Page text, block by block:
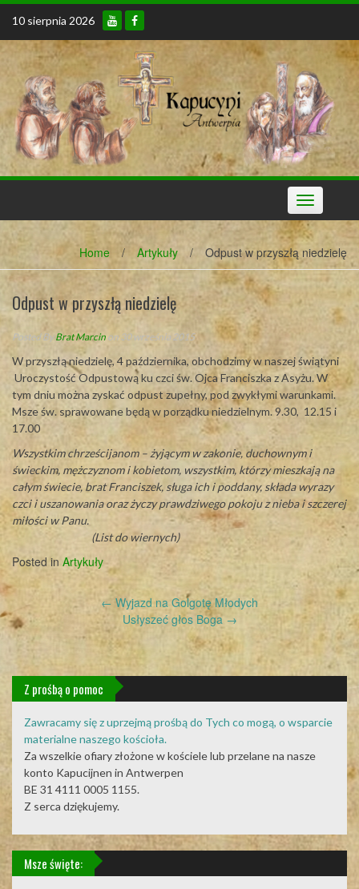
Skip
content
10 sierpnia 2026
Toggle
navigation
Home / Artykuły / Odpust w przyszłą niedzielę
Odpust w przyszłą niedzielę
Posted ByBrat Marcin on 30 września 2015
W przyszłą niedzielę, 4 października, obchodzimy w naszej świątyni
Uroczystość Odpustową ku czci św. Ojca Franciszka z Asyżu. W
tym dniu można zyskać odpust zupełny, pod zwykłymi warunkami.
Msze św. sprawowane będą w porządku niedzielnym. 9.30, 12.15 i
17.00
Wszystkim chrześcijanom – żyjącym w zakonie, duchownym i
świeckim, mężczyznom i kobietom, wszystkim, którzy mieszkają na
całym świecie, brat Franciszek, sługa ich i poddany, składa wyrazy
czci i uszanowania oraz życzy prawdziwego pokoju z nieba i szczerej
miłości w Panu.
(List do wiernych)
Posted in Artykuły
Post
navigation
← Wyjazd na Golgotę Młodych
Usłyszeć głos Boga →
Z prośbą o pomoc
Zawracamy się z uprzejmą prośbą do Tych co mogą, o wsparcie
materialne naszego kościoła.
Za wszelkie ofiary złożone w kościele lub przelane na nasze
konto Kapucijnen in Antwerpen
BE 31 4111 0005 1155.
Z serca dziękujemy.
Msze święte: